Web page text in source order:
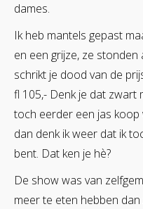
dames.
Ik heb mantels gepast
en een grijze, ze stonden
schrikt je dood van de
fl 105,- Denk je dat zwart
toch eerder een jas
dan denk ik weer dat ik
bent. Dat ken je hè?
De show was van
meer te eten hebben